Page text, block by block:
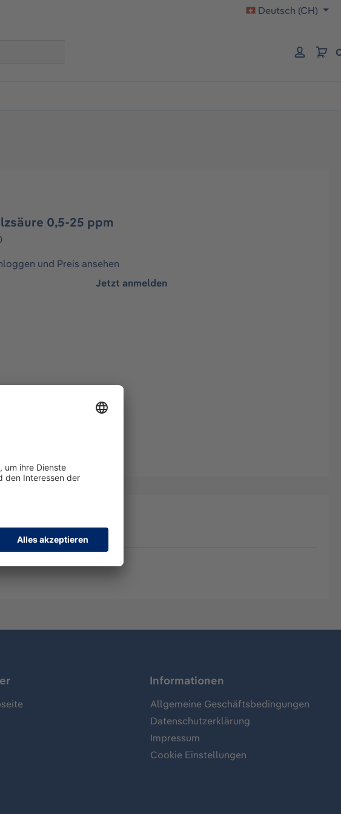
Deutsch (CH)
0,5-25 ppm
und Preis ansehen
Jetzt anmelden
Informationen
Allgemeine Geschäftsbedingungen
Datenschutzerklärung
Impressum
Cookie Einstellungen